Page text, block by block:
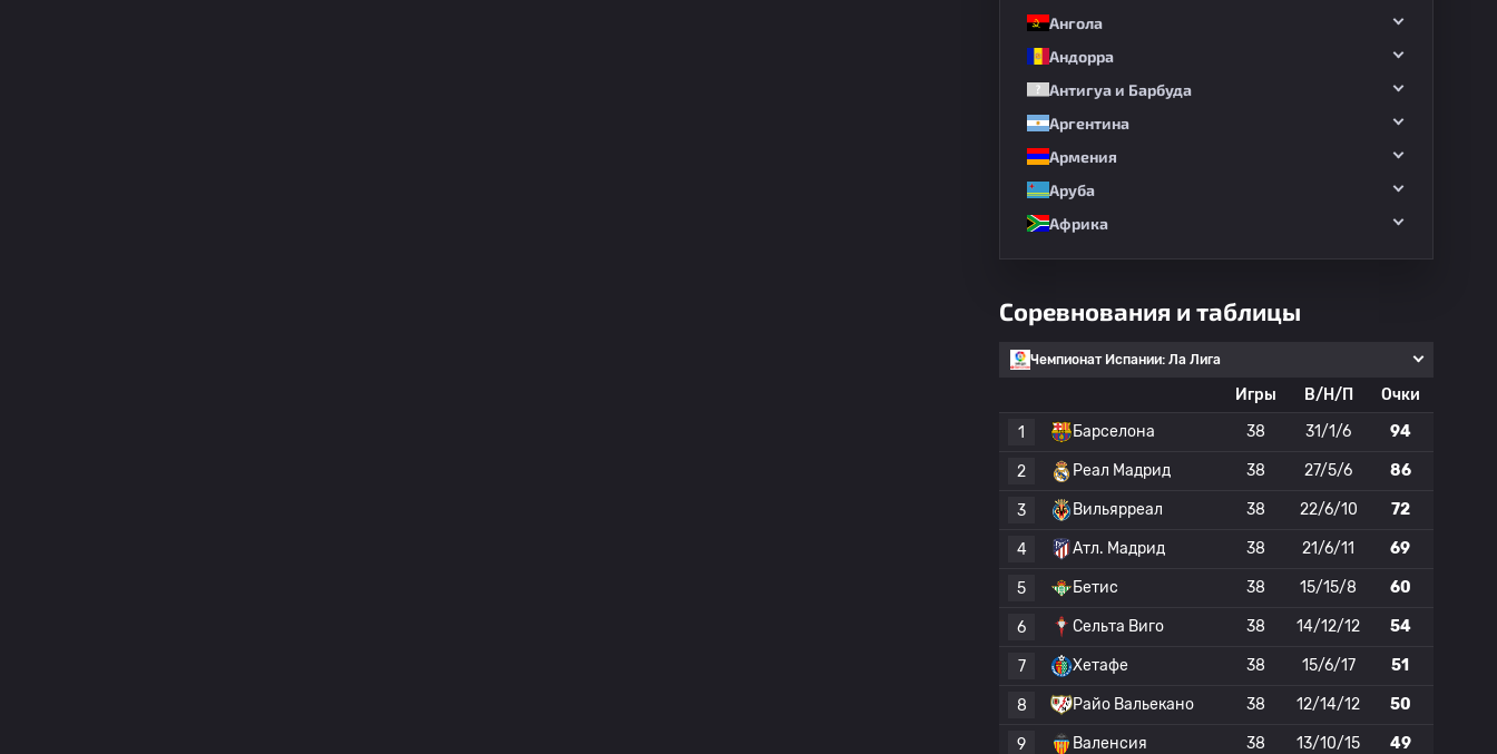
Ангола
Андорра
Антигуа и Барбуда
Аргентина
Армения
Аруба
Африка
Соревнования и таблицы
Чемпионат Испании: Ла Лига
Игры В/Н/П
Очки
1
Барселона 38 31/1/6 94
2 Реал Мадрид 38 27/5/6 86
3 Вильярреал 38 22/6/10 72
4 Атл. Мадрид 38 21/6/11 69
5 Бетис 38 15/15/8 60
6 Сельта Виго 38 14/12/12 54
7 Хетафе 38 15/6/17 51
8 Райо Вальекано 38 12/14/12 50
9 Валенсия 38 13/10/15 49